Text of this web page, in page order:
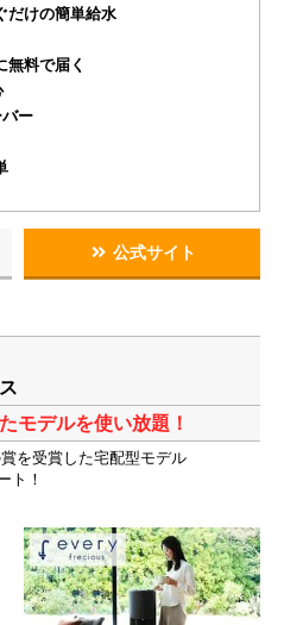
だけの簡単給水
無料で届く
ー
公式サイト
モデルを使い放題！
を受賞した宅配型モデル
ト！